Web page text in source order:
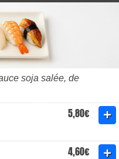
soja salée, de
5,80€
4,60€